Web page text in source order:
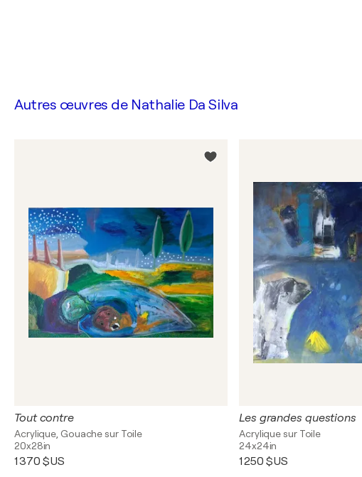
Autres œuvres de Nathalie Da Silva
Tout contre
Acrylique, Gouache sur Toile
20x28in
1 370 $US
Les grandes questions
Acrylique sur Toile
24x24in
1 250 $US